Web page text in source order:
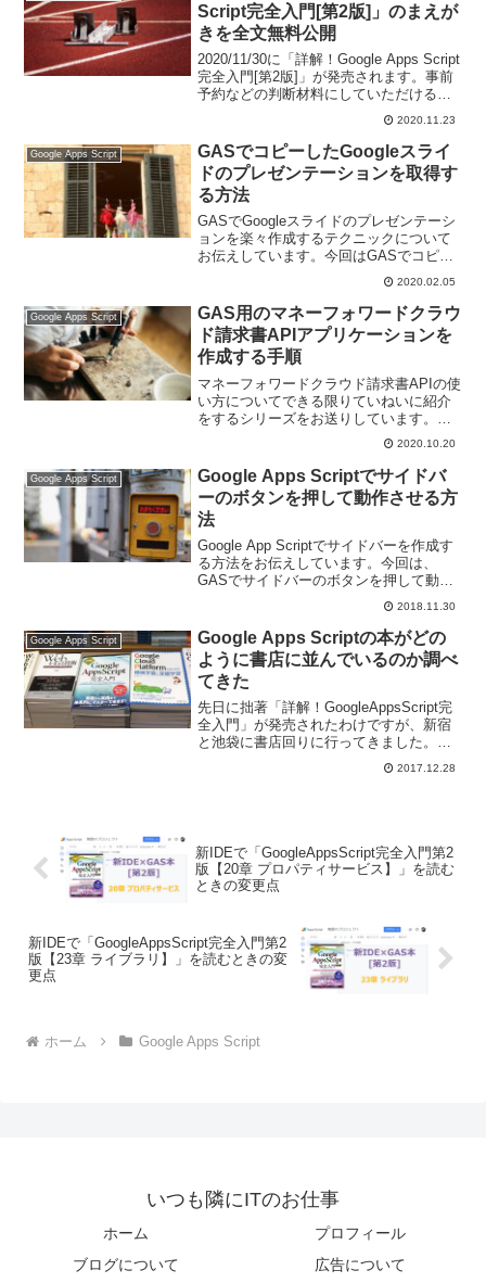
Script完全入門[第2版]」のまえが
きを全文無料公開
2020/11/30に「詳解！Google Apps Script
完全入門[第2版]」が発売されます。事前
予約などの判断材料にしていただけるよ
うに、本記事で本書のまえがき全文を掲
2020.11.23
Google Apps Script
GASでコピーしたGoogleスライ
ドのプレゼンテーションを取得す
る方法
GASでGoogleスライドのプレゼンテーシ
ョンを楽々作成するテクニックについて
お伝えしています。今回はGASでコピー
したGoogleスライドのプレゼンテーショ
ンを取得する方法をお伝えします。
2020.02.05
Google Apps Script
GAS用のマネーフォワードクラウ
ド請求書APIアプリケーションを
作成する手順
マネーフォワードクラウド請求書APIの使
い方についてできる限りていねいに紹介
をするシリーズをお送りしています。今
回は、GAS用のマネーフォワードクラウ
ド請求書APIアプリケーションを作成する
手順をお伝えします。
2020.10.20
Google Apps Script
Google Apps Scriptでサイドバ
ーのボタンを押して動作させる方
法
Google App Scriptでサイドバーを作成す
る方法をお伝えしています。今回は、
GASでサイドバーのボタンを押して動作
させる方法です。onclick属性を使ってク
リックイベントのハンドラを仕込みま
す。
2018.11.30
Google Apps Script
Google Apps Scriptの本がどの
ように書店に並んでいるのか調べ
てきた
先日に拙著「詳解！GoogleAppsScript完
全入門」が発売されたわけですが、新宿
と池袋に書店回りに行ってきました。
GAS本はそもそも書店に並ぶのか、どの
棚に並ぶのかを調べましたのでご覧くだ
2017.12.28
新IDEで「GoogleAppsScript完全入門第2
版【20章 プロパティサービス】」を読む
ときの変更点
新IDEで「GoogleAppsScript完全入門第2
版【23章 ライブラリ】」を読むときの変
更点
ホーム Google Apps Script
いつも隣にITのお仕事
ホーム
プロフィール
ブログについて
広告について